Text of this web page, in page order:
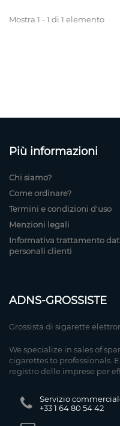
Mostra 1 - 1 di 1 elemento
Più informazioni
Chi siamo?
Come ordinare?
Termini e condizioni d'uso
Menzioni legali
Informativa trattamento
personali clienti
ADNS-GROSSISTE
Grossista di sigarette
We specialize in sales of
cigarettes to professionals.
registro delle imprese per
Servizio
+33 1 64 80 54 42